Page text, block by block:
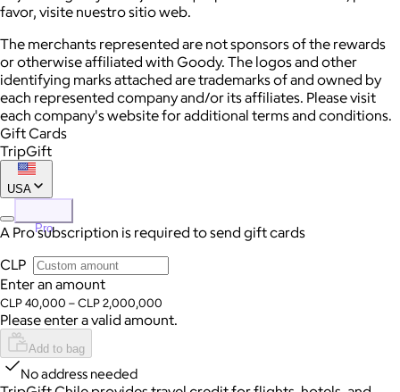
favor, visite nuestro sitio web.
The merchants represented are not sponsors of the rewards
or otherwise affiliated with Goody. The logos and other
identifying marks attached are trademarks of and owned by
each represented company and/or its affiliates. Please visit
each company's website for additional terms and conditions.
Gift Cards
TripGift
USA
Pro
A Pro subscription is required to send gift cards
CLP
Enter an amount
CLP 40,000 – CLP 2,000,000
Please enter a valid amount.
Add to bag
No address needed